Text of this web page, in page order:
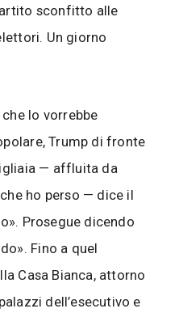
sconfitto alle
Un giorno
lo vorrebbe
Trump di fronte
— affluita da
ho perso — dice il
Prosegue dicendo
Fino a quel
Casa Bianca, attorno
dell’esecutivo e